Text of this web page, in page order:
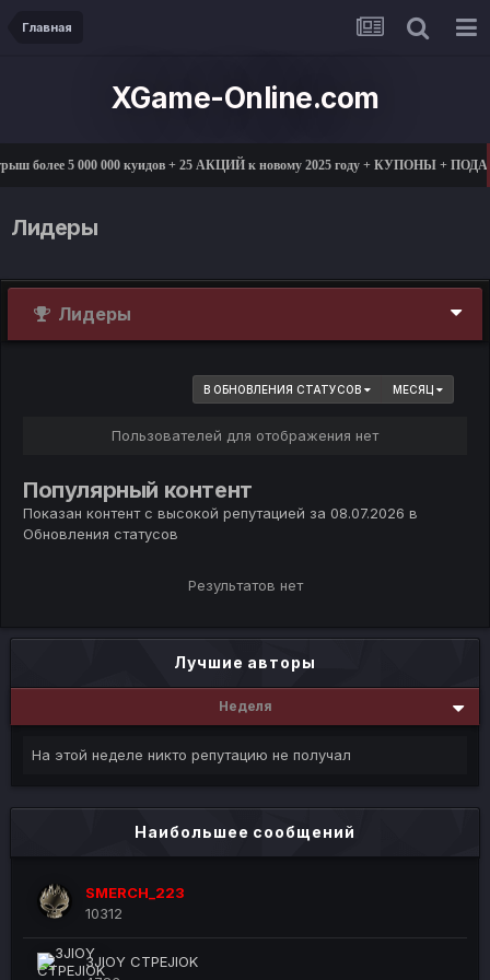
Главная
XGame-Online.com
более 5 000 000 куидов + 25 АКЦИЙ к новому 2025 году + КУПОНЫ +
Лидеры
Лидеры
В ОБНОВЛЕНИЯ СТАТУСОВ МЕСЯЦ
Пользователей для отображения нет
Популярный контент
Показан контент с высокой репутацией за 08.07.2026 в
Обновления статусов
Результатов нет
Лучшие авторы
Неделя
На этой неделе никто репутацию не получал
Наибольшее сообщений
SMERCH_223
10312
3JIOY CTPEJIOK